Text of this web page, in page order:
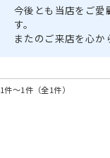
今後とも当店をご愛
す。
またのご来店を心か
1件～1件（全1件）